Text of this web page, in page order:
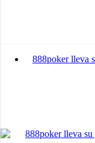
888poker lleva